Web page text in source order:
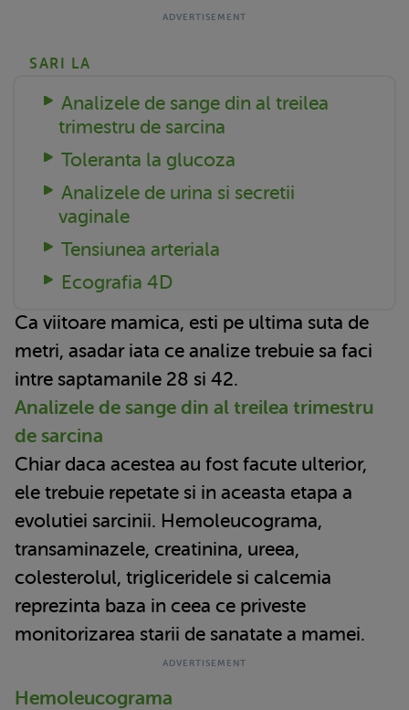
SARI LA
Analizele de sange din al treilea
trimestru de sarcina
Toleranta la glucoza
Analizele de urina si secretii
vaginale
Tensiunea arteriala
Ecografia 4D
Ca viitoare mamica, esti pe ultima suta de
metri, asadar iata ce analize trebuie sa faci
intre saptamanile 28 si 42.
Analizele de sange din al treilea trimestru
de sarcina
Chiar daca acestea au fost facute ulterior,
ele trebuie repetate si in aceasta etapa a
evolutiei sarcinii. Hemoleucograma,
transaminazele, creatinina, ureea,
colesterolul, trigliceridele si calcemia
reprezinta baza in ceea ce priveste
monitorizarea starii de sanatate a mamei.
Hemoleucograma